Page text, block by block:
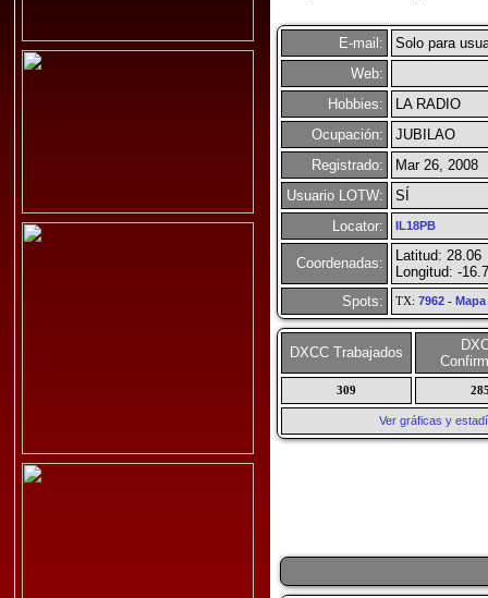
E-mail:
Solo para
Web:
Hobbies:
LA RADIO
Ocupación:
JUBILAO
Registrado:
Mar 26, 2008
Usuario LOTW:
SÍ
Locator:
IL18PB
Coordenadas:
Latitud: 28.06
Longitud: -
Spots:
TX: 7962- Mapa
DXCC Trabajados
309
Ver gráficas y